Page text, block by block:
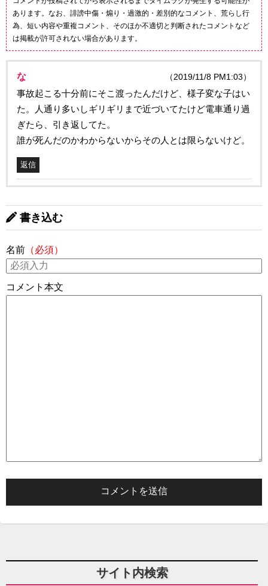
あります。なお、誹謗中傷・煽り・過激的・差別的なコメント、荒らし行
為、短い内容や重複コメント、そのほか不適切と判断されたコメントなど
は掲載が許可されない場合があります。
な （2019/11/8 PM1:03）
事故起こる十分前にそこ渡ったんだけど、様子変な子はい
た。人通り多いしギリギリまで近づいてたけど電車通り過
ぎたら、引き返してた。
誰が死んだのかわからないからその人とは限らないけど。
返信
書き込む
名前 （必須）
コメント本文
サイト内検索